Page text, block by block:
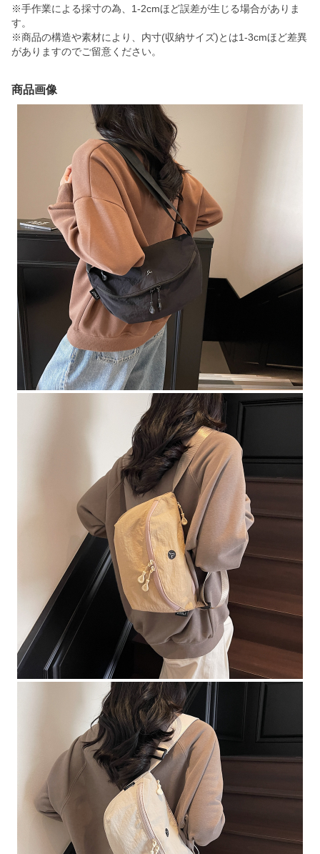
※手作業による採寸の為、1-2cmほど誤差が生じる場合がありま
す。
※商品の構造や素材により、内寸(収納サイズ)とは1-3cmほど差異
がありますのでご留意ください。
商品画像